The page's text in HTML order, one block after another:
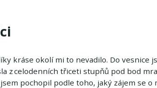
kráse okolí mi to nevadilo. Do vesnice
z celodenních třiceti stupňů pod bod
pochopil podle toho, jaký zájem se o